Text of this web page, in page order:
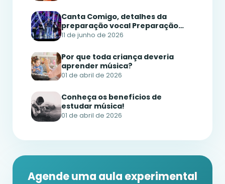
Canta Comigo, detalhes da
preparação vocal Preparação
Vocal do Canta Comigo Escola de
11 de junho de 2026
Por que toda criança deveria
aprender música?
01 de abril de 2026
Conheça os benefícios de
estudar música!
01 de abril de 2026
Agende uma aula experimental